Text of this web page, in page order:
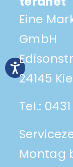
Eine
GmbH
24145
Tel.:
Montag